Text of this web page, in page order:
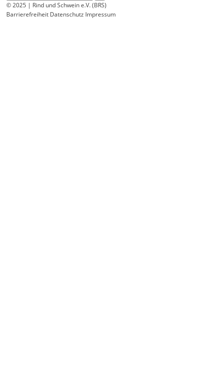
© 2025 | Rind und Schwein e.V. (BRS)
Barrierefreiheit Datenschutz Impressum